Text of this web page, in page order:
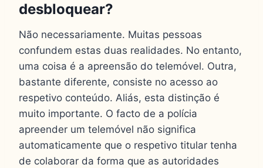
desbloquear?
Não necessariamente. Muitas pessoas
confundem estas duas realidades. No entanto,
uma coisa é a apreensão do telemóvel. Outra,
bastante diferente, consiste no acesso ao
respetivo conteúdo. Aliás, esta distinção é
muito importante. O facto de a polícia
apreender um telemóvel não significa
automaticamente que o respetivo titular tenha
de colaborar da forma que as autoridades